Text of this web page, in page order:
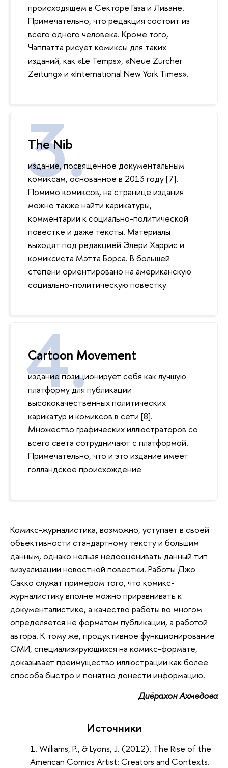
происходящем в Секторе Газа и Ливане.
Примечательно, что редакция состоит из
всего одного человека. Кроме того,
Чаппатта рисует комиксы для таких
изданий, как «Le Temps», «Neue Zürcher
Zeitung» и «International New York Times».
The Nib
издание, посвященное документальным
комиксам, основанное в 2013 году [7].
Помимо комиксов, на странице издания
можно также найти карикатуры,
комментарии к социально-политической
повестке и даже тексты. Материалы
выходят под редакцией Элери Харрис и
комиксиста Мэтта Борса. В большей
степени ориентировано на американскую
социально-политическую повестку
Cartoon Movement
издание позиционирует себя как лучшую
платформу для публикации
высококачественных политических
карикатур и комиксов в сети [8].
Множество графических иллюстраторов со
всего света сотрудничают с платформой.
Примечательно, что и это издание имеет
голландское происхождение
Комикс-журналистика, возможно, уступает в своей
объективности стандартному тексту и большим
данным, однако нельзя недооценивать данный тип
визуализации новостной повестки. Работы Джо
Сакко служат примером того, что комикс-
журналистику вполне можно приравнивать к
документалистике, а качество работы во многом
определяется не форматом публикации, а работой
автора. К тому же, продуктивное функционирование
СМИ, специализирующихся на комикс-формате,
доказывает преимущество иллюстрации как более
способа быстро и понятно донести информацию.
Диёрахон Ахмедова
Источники
Williams, P., & Lyons, J. (2012). The Rise of the
American Comics Artist: Creators and Contexts.